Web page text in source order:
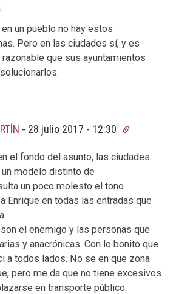
en un pueblo no hay estos
Pero en las ciudades sí, y es
que sus ayuntamientos
- 28 julio 2017 - 12:30
el fondo del asunto, las ciudades
modelo distinto de
un poco molesto el tono
Enrique en todas las entradas que
el enemigo y las personas que
y anacrónicas. Con lo bonito que
a todos lados. No se en que zona
pero me da que no tiene excesivos
en transporte público.